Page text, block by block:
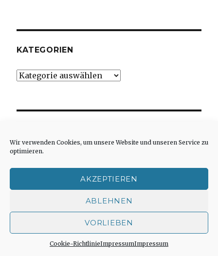
Wir verwenden Cookies, um unsere Website und unseren Service zu
optimieren.
AKZEPTIEREN
ABLEHNEN
VORLIEBEN
Cookie-RichtlinieImpressumImpressum
KATEGORIEN
Kategorien
Gib deine E-Mail-Adresse ein, um dieses Blog
zu abonnieren und Benachrichtigungen über
neue Artikel per E-Mail zu erhalten.
E-
Adresse
ABONNIEREN